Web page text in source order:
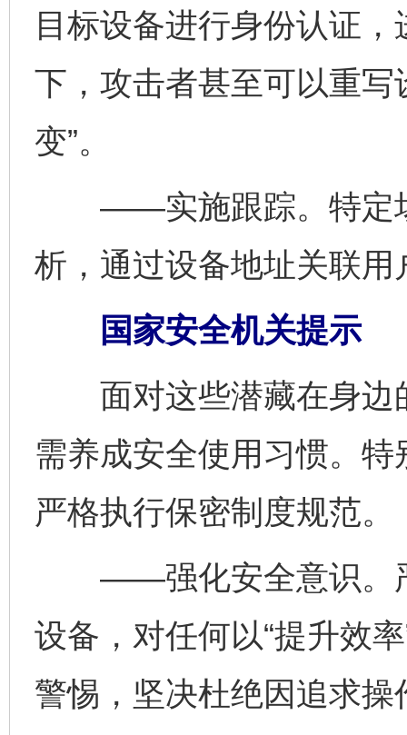
目标设备进行身份认证
下，攻击者甚至可以重写
变”。
——实施跟踪。特定场
析，通过设备地址关联
国家安全机关提示
面对这些潜藏在身边
需养成安全使用习惯。
严格执行保密制度规范。
——强化安全意识。严
设备，对任何以“提升效
警惕，坚决杜绝因追求